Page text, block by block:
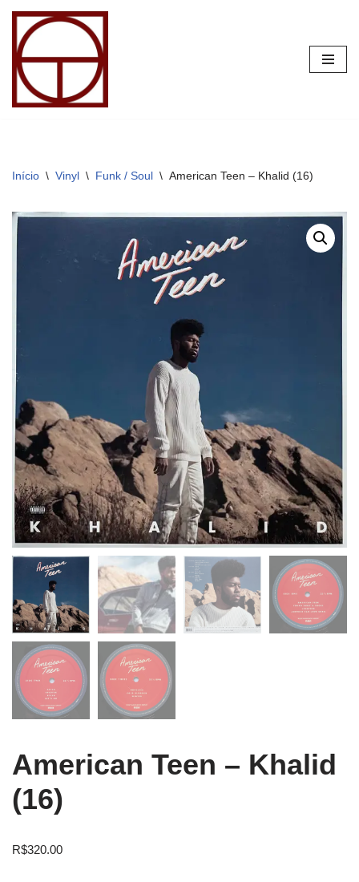
Pular
para
conteúdo
Início \ Vinyl \ Funk / Soul \ American Teen – Khalid (16)
American Teen – Khalid
(16)
R$320.00